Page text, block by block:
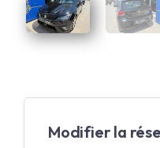
Modifier la